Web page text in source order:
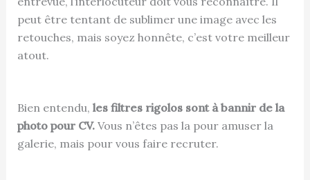
peut être tentant de sublimer une image avec les
retouches, mais soyez honnête, c’est votre meilleur
atout.
Bien entendu, les filtres rigolos sont à bannir de la
photo pour CV.Vous n’êtes pas la pour amuser la
galerie, mais pour vous faire recruter.